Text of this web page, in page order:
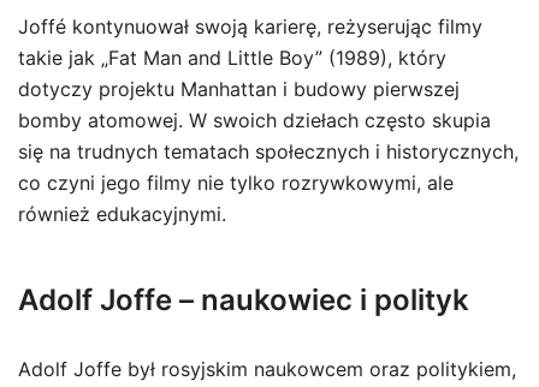
Joffé kontynuował swoją karierę, reżyserując filmy
takie jak „Fat Man and Little Boy” (1989), który
dotyczy projektu Manhattan i budowy pierwszej
bomby atomowej. W swoich dziełach często skupia
się na trudnych tematach społecznych i historycznych,
co czyni jego filmy nie tylko rozrywkowymi, ale
również edukacyjnymi.
Adolf Joffe – naukowiec i polityk
Adolf Joffe był rosyjskim naukowcem oraz politykiem,